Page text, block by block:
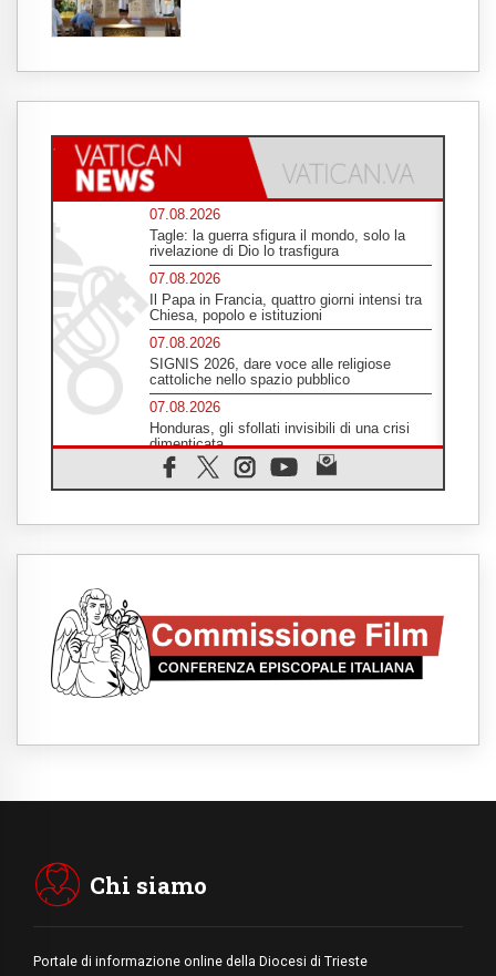
07.08.2026
Tagle: la guerra sfigura il mondo, solo la
rivelazione di Dio lo trasfigura
07.08.2026
Il Papa in Francia, quattro giorni intensi tra
Chiesa, popolo e istituzioni
07.08.2026
SIGNIS 2026, dare voce alle religiose
cattoliche nello spazio pubblico
07.08.2026
Honduras, gli sfollati invisibili di una crisi
dimenticata
07.08.2026
Italia, Antigone: carceri al limite della
Parolin conclude il viaggio in Messico: "La
Uruguay, il presidente dei vescovi: la visita
del Papa dono per tutto il Paese
07.08.2026
Gaza, la strage dei bambini non si ferma:
Medio Oriente, non c'è accordo tra Libano e
Chi siamo
Portale di informazione online della Diocesi di Trieste